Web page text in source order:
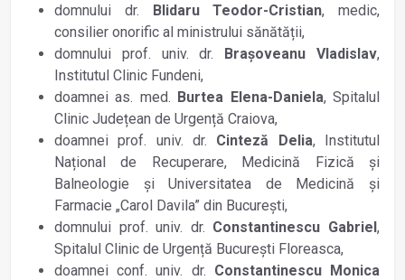
domnului dr. Blidaru Teodor-Cristian, medic,
consilier onorific al ministrului sănătății,
domnului prof. univ. dr. Brașoveanu Vladislav,
Institutul Clinic Fundeni,
doamnei as. med. Burtea Elena-Daniela, Spitalul
Clinic Județean de Urgență Craiova,
doamnei prof. univ. dr. Cinteză Delia, Institutul
Național de Recuperare, Medicină Fizică și
Balneologie și Universitatea de Medicină și
Farmacie „Carol Davila” din București,
domnului prof. univ. dr. Constantinescu Gabriel,
Spitalul Clinic de Urgență București Floreasca,
doamnei conf. univ. dr. Constantinescu Monica